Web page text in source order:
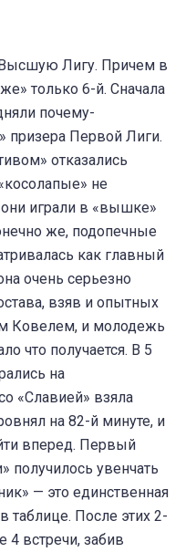
Лигу. Причем в
только 6-й. Сначала
почему-
призера Первой Лиги.
отказались
не
играли в «вышке»
же, подопечные
как главный
очень серьезно
взяв и опытных
Ковелем, и молодежь
что получается. В 5
на
«Славией» взяла
на 82-й минуте, и
вперед. Первый
получилось увенчать
— это единственная
таблице. После этих 2-
4 встречи, забив